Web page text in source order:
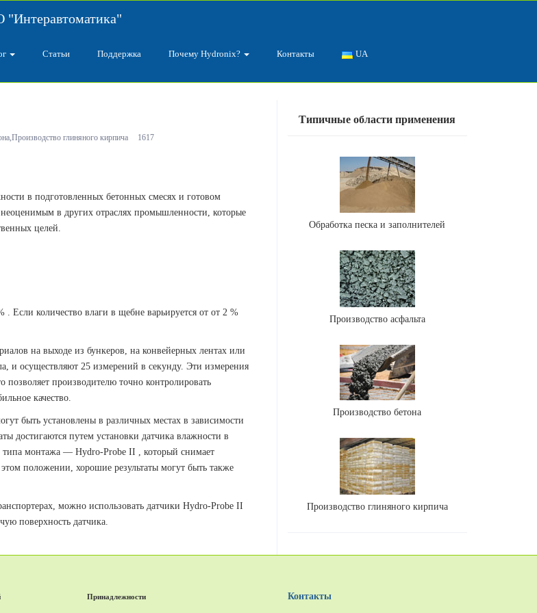
Статьи Поддержка Почему Hydronix? Контакты UA
,Производство глиняного кирпича 1617
в подготовленных бетонных смесях и готовом
в других отраслях промышленности, которые
целей.
. Если количество влаги в щебне варьируется от от 2 %
на выходе из бункеров, на конвейерных лентах или
и осуществляют 25 измерений в секунду. Эти измерения
позволяет производителю точно контролировать
качество.
быть установлены в различных местах в зависимости
достигаются путем установки датчика влажности в
типа монтажа — Hydro-Probe II , который снимает
положении, хорошие результаты могут быть также
можно использовать датчики Hydro-Probe II
поверхность датчика.
Типичные области применения
Обработка песка и заполнителей
Производство асфальта
Производство бетона
Производство глиняного кирпича
Принадлежности Контакты